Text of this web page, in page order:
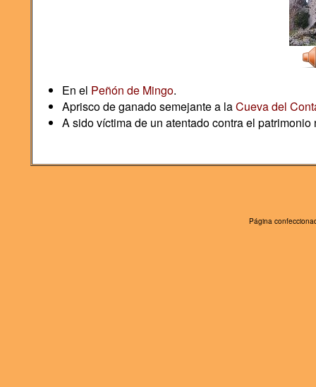
En el Peñón de Mingo.
Aprisco de ganado semejante a laCueva del
A sido víctima de un atentado contra el
Página